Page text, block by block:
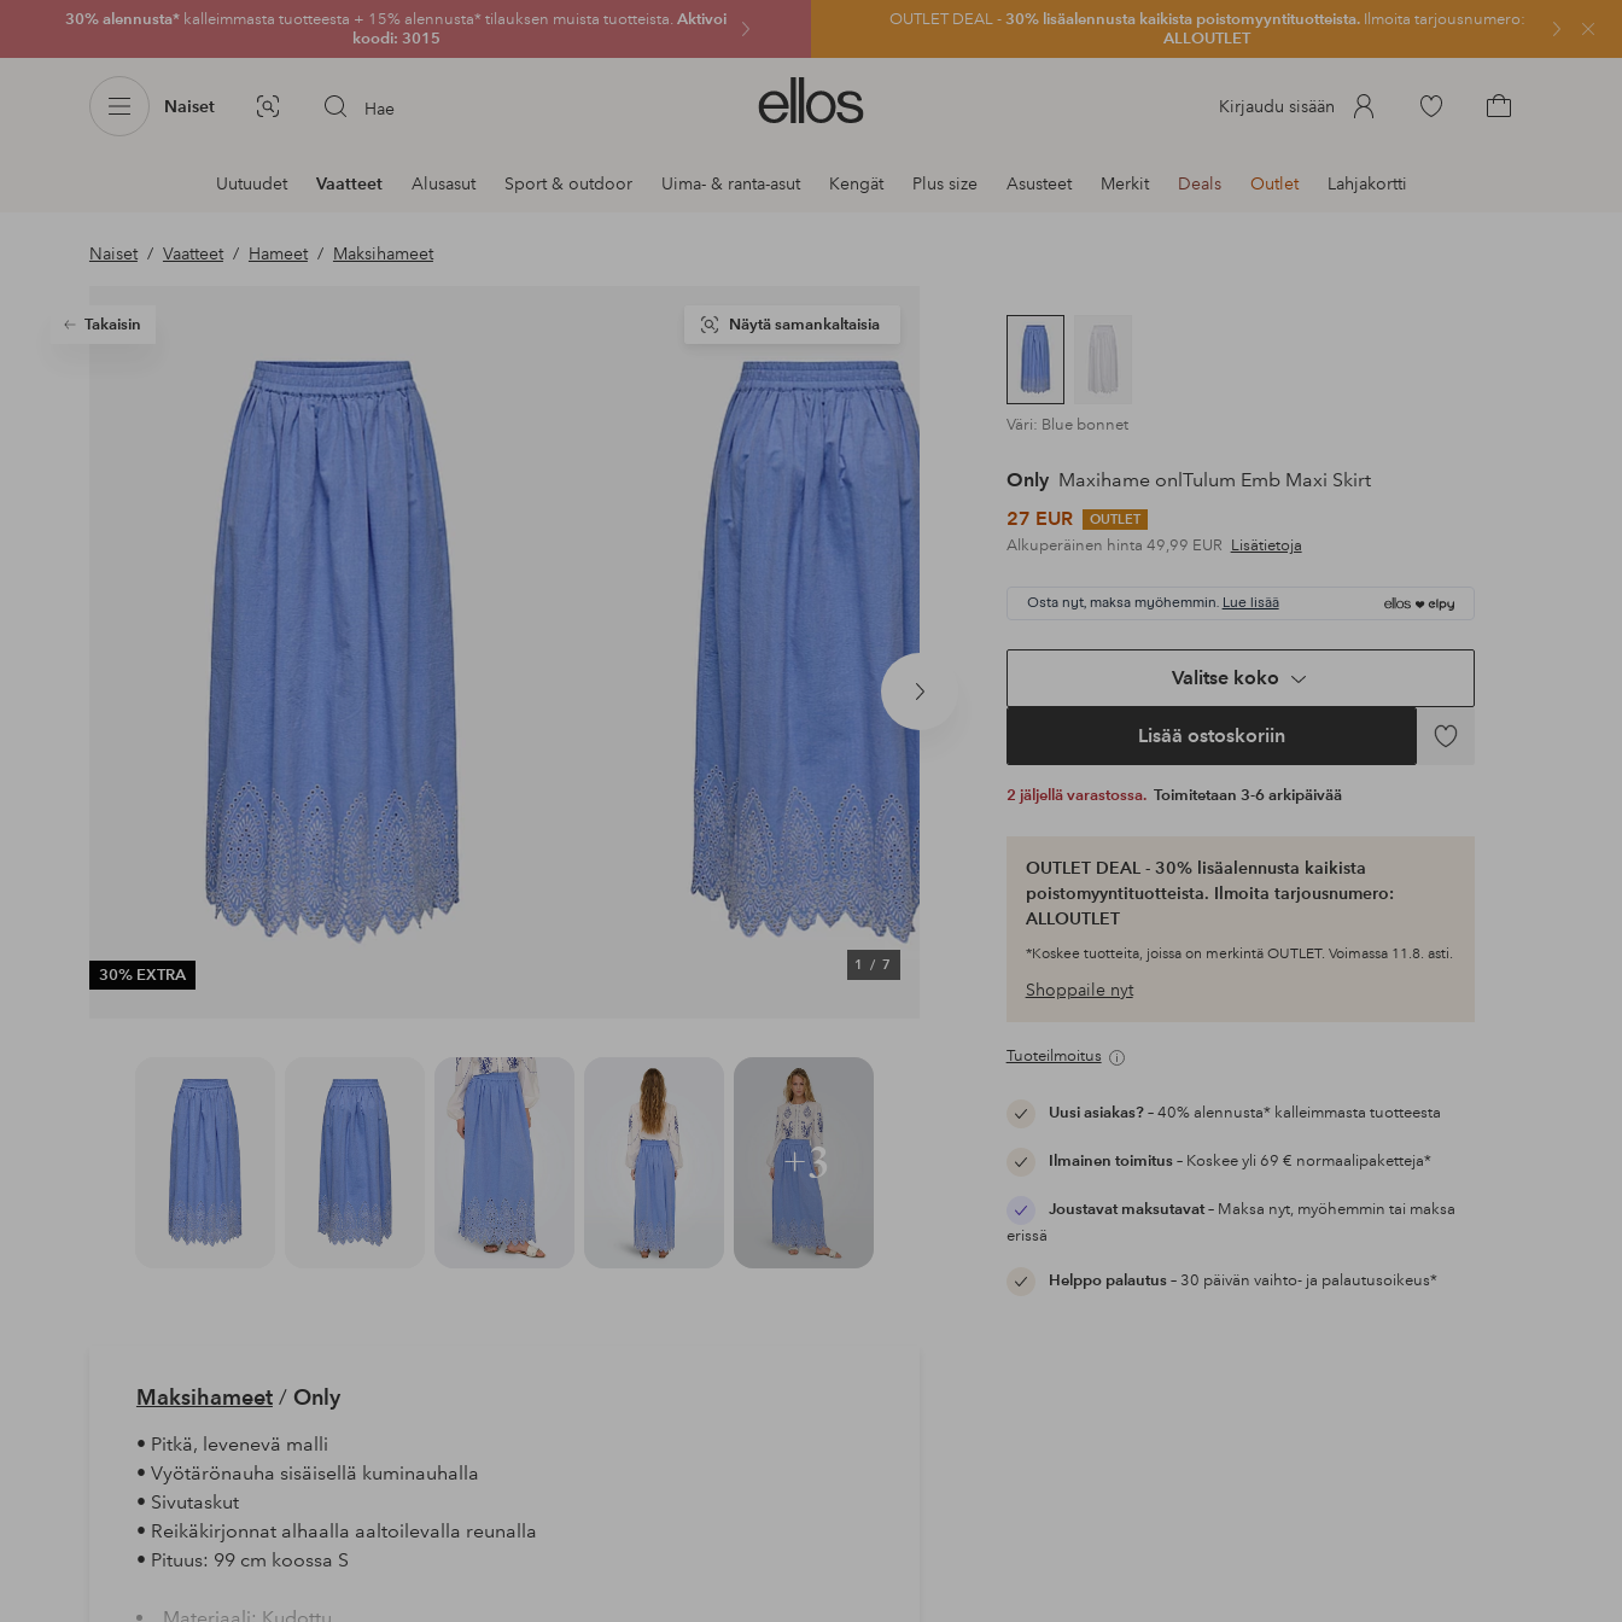
30% alennusta* kalleimmasta tuotteesta + 15% alennusta* tilauksen muista tuotteista. Aktivoi
koodi: 3015
OUTLET DEAL -30% lisäalennusta kaikista poistomyyntituotteista.Ilmoita tarjousnumero:
ALLOUTLET
Sulje
Naiset Kuvahaku Hae
Ellos-
logo
siirry
Kirjaudu sisään
Siirry
Navigointi
osastoilla
Uutuudet Vaatteet Alusasut Sport & outdoor Uima- & ranta-asut Kengät Plus size Asusteet Merkit Deals Outlet Lahjakortti
Naiset Vaatteet Hameet Maksihameet
Takaisin
Seuraava
30% EXTRA
1/ 7
Näytä samankaltaisia
Väri: Blue bonnet
Only Maxihame onlTulum Emb Maxi Skirt
27 EUR
OUTLET
Alkuperäinen hinta 49,99 EUR Lisätietoja
Osta nyt, maksa myöhemmin. Lue lisää
Valitse koko
Lisää ostoskoriin
Lisää
2 jäljellä varastossa. Toimitetaan 3-6 arkipäivää
OUTLET DEAL - 30% lisäalennusta kaikista
poistomyyntituotteista. Ilmoita tarjousnumero:
ALLOUTLET
*Koskee tuotteita, joissa on merkintä OUTLET. Voimassa 11.8. asti.
Shoppaile nyt
Tuoteilmoitus
Uusi asiakas?– 40% alennusta* kalleimmasta tuotteesta
Ilmainen toimitus– Koskee yli 69 € normaalipaketteja*
Joustavat maksutavat– Maksa nyt, myöhemmin tai maksa
erissä
Helppo palautus– 30 päivän vaihto- ja palautusoikeus*
+3
Maksihameet/ Only
• Pitkä, levenevä malli
• Vyötärönauha sisäisellä kuminauhalla
• Sivutaskut
• Reikäkirjonnat alhaalla aaltoilevalla reunalla
• Pituus: 99 cm koossa S